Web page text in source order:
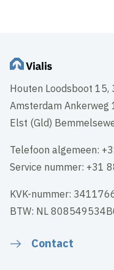
Houten Loodsboot 15,
Amsterdam Ankerweg
Elst (Gld)
Telefoon algemeen:
Service nummer: +31
KVK-nummer:
BTW: NL
Contact